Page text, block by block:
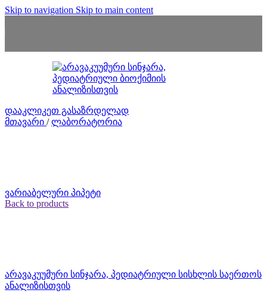
Skip to navigation Skip to main content
დააკლიკეთ გასაზრდელად
მთავარი / ლაბორატორია
ვარიაბელური პიპეტი
Back to products
არავაკუუმური სინჯარა, პედიატრიული სისხლის საერთოს
ანალიზისთვის